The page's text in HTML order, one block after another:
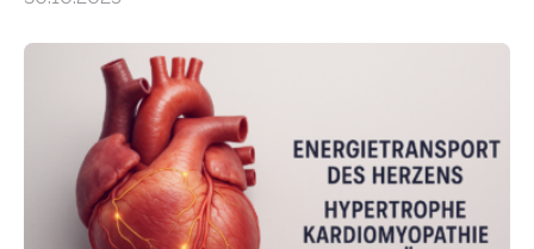
behandelt werden kann. In ihrer aktuellen Studie,
Oncology, zeigen die Forschenden, dass Mini-Tumore
aus Gewebe von Patientinnen und Patienten –
sogenannte Organoide – genutzt werden können, um
vorab zu prüfen, welche Medikamente am besten
wirken. Dabei wurde ein Eiweiß identifiziert, das künftig
als Biomarker für die Wahl der passenden Therapie
dienen könnte. Darmkrebs zählt weltweit zu den